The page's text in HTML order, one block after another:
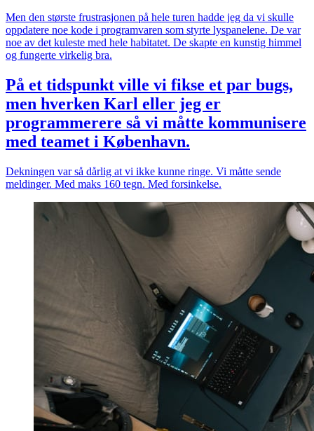
Men den største frustrasjonen på hele turen hadde jeg da vi skulle
oppdatere noe kode i programvaren som styrte lyspanelene. De var
noe av det kuleste med hele habitatet. De skapte en kunstig himmel
og fungerte virkelig bra.
På et tidspunkt ville vi fikse et par bugs,
men hverken Karl eller jeg er
programmerere så vi måtte kommunisere
med teamet i København.
Dekningen var så dårlig at vi ikke kunne ringe. Vi måtte sende
meldinger. Med maks 160 tegn. Med forsinkelse.